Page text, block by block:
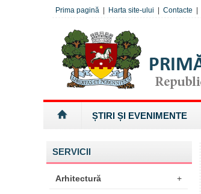
Prima pagină Harta site-ului Contacte
ȘTIRI ȘI EVENIMENTE
SERVICII
Arhitectură +